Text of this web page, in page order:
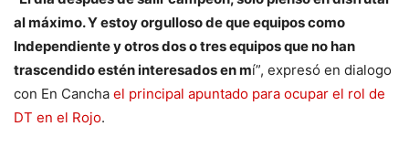
al máximo. Y estoy orgulloso de que equipos como
Independiente y otros dos o tres equipos que no han
trascendido estén interesados en mí”, expresó en dialogo
con En Cancha el principal apuntado para ocupar el rol de
DT en el Rojo.